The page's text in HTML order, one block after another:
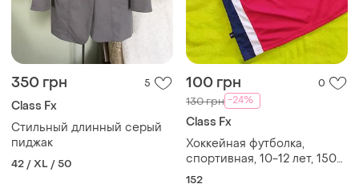
350 грн 5
Class Fx
Стильный длинный серый
пиджак
42 / XL / 50
100 грн 0
130 грн -24%
Class Fx
Хоккейная футболка,
спортивная, 10-12 лет, 150-
155
152